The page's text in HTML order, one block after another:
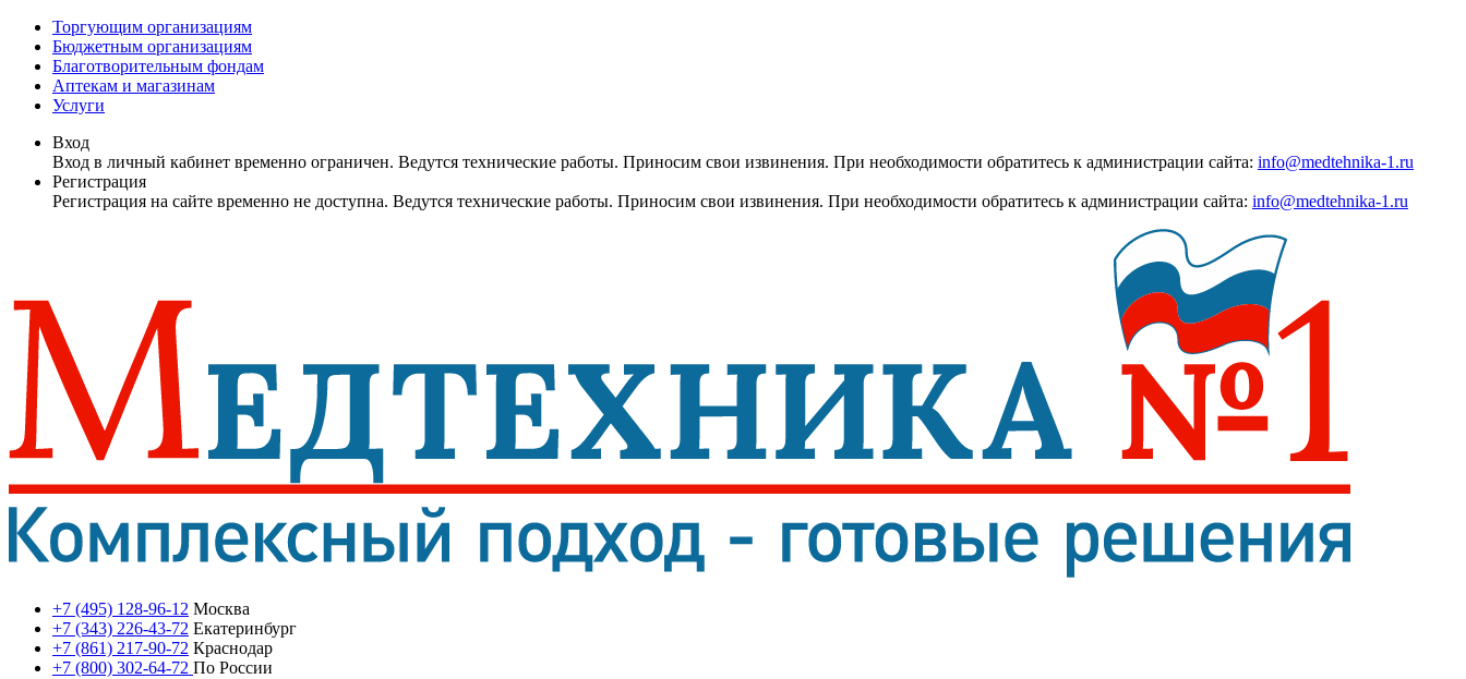
Торгующим организациям
Бюджетным организациям
Благотворительным фондам
Аптекам и магазинам
Услуги
Вход
Вход в личный кабинет временно ограничен. Ведутся технические работы. Приносим свои извинения. При необходимости обратитесь к администрации сайта: info@medtehnika-1.ru
Регистрация
Регистрация на сайте временно не доступна. Ведутся технические работы. Приносим свои извинения. При необходимости обратитесь к администрации сайта: info@medtehnika-1.ru
+7 (495) 128-96-12 Москва
+7 (343) 226-43-72 Екатеринбург
+7 (861) 217-90-72 Краснодар
+7 (800) 302-64-72 По России